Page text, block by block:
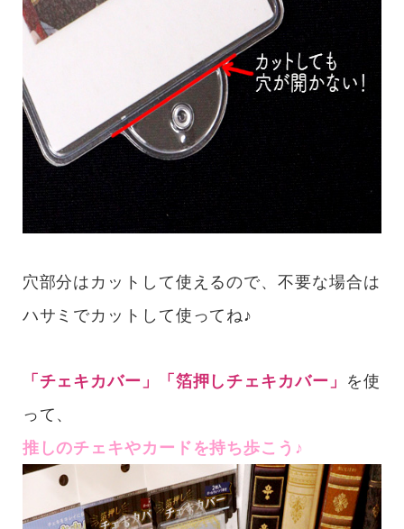
穴部分はカットして使えるので、不要な場合は
ハサミでカットして使ってね♪
「チェキカバー」「箔押しチェキカバー」
を使
って、
推しのチェキやカードを持ち歩こう♪